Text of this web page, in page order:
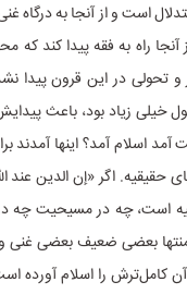
است و از آنجا به درگاه
راه به فقه پیدا کند که
تحولی در این قرون پیدا
خیلی زیاد بود، باعث
اسلام آمد؟ اینها آمدند
حقیقیه. اگر «إن الدین عند
است، چه در مسیحیت چه
بعضی ضعیف بعضی غنی
کامل‌ترش را اسلام آورده